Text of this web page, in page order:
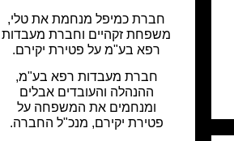
חברת כמיפל מנחמת את טלי,
משפחת זקהיים וחברת מעבדות
רפא בע"מ על פטירת יקירם.
חברת מעבדות רפא בע"מ,
ההנהלה והעובדים אבלים
ומנחמים את המשפחה על
פטירת יקירם, מנכ"ל החברה.